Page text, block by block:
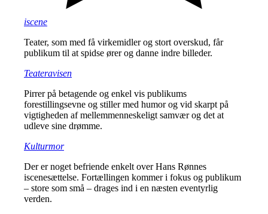
iscene
Teater, som med få virkemidler og stort overskud, får
publikum til at spidse ører og danne indre billeder.
Teateravisen
Pirrer på betagende og enkel vis publikums
forestillingsevne og stiller med humor og vid skarpt på
vigtigheden af mellemmenneskeligt samvær og det at
udleve sine drømme.
Kulturmor
Der er noget befriende enkelt over Hans Rønnes
iscenesættelse. Fortællingen kommer i fokus og publikum
– store som små – drages ind i en næsten eventyrlig
verden.